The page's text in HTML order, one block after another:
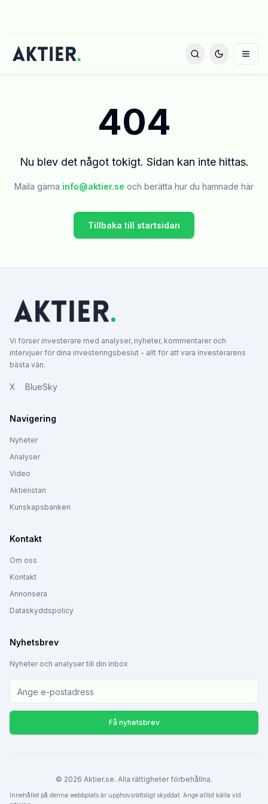
404
Nu blev det något tokigt. Sidan kan inte hittas.
Maila gärna info@aktier.se och berätta hur du hamnade här
Tillbaka till startsidan
Vi förser investerare med analyser, nyheter, kommentarer och
intervjuer för dina investeringsbeslut - allt för att vara investerarens
bästa vän.
X BlueSky
Navigering
Nyheter
Analyser
Video
Aktielistan
Kunskapsbanken
Kontakt
Om oss
Kontakt
Annonsera
Dataskyddspolicy
Nyhetsbrev
Nyheter och analyser till din inbox
Få nyhetsbrev
© 2026 Aktier.se. Alla rättigheter förbehållna.
Innehållet på denna webbplats är upphovsrättsligt skyddat. Ange alltid källa vid